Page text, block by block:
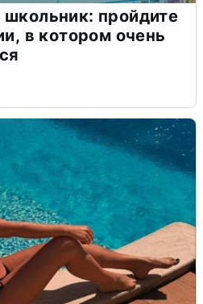
пройдите
в котором очень